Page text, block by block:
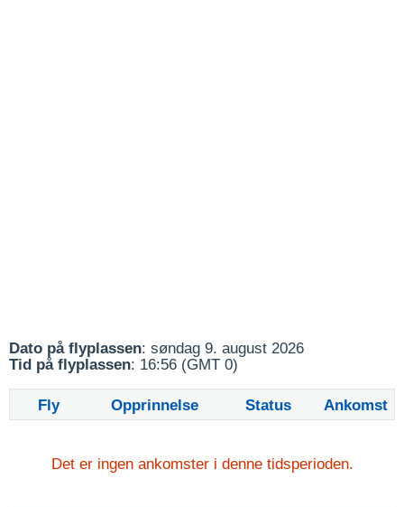
Dato på flyplassen: søndag 9. august 2026
Tid på flyplassen: 16:56 (GMT 0)
Fly Opprinnelse Status Ankomst
Det er ingen ankomster i denne tidsperioden.